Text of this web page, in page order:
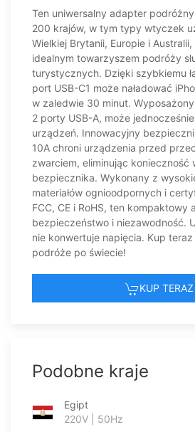
Ten uniwersalny adapter
200 krajów, w tym typy wtyczek
Wielkiej Brytanii, Europie i
idealnym towarzyszem podróży
turystycznych. Dzięki szybkiemu
port USB-C1 może naładować
w zaledwie 30 minut.
2 porty USB-A, może
urządzeń. Innowacyjny
10A chroni urządzenia przed
zwarciem, eliminując konieczność
bezpiecznika. Wykonany z
materiałów ognioodpornych i
FCC, CE i RoHS, ten kompaktowy
bezpieczeństwo i niezawodność.
nie konwertuje napięcia. Kup teraz
podróże po świecie!
KUP TERAZ
Podobne kraje
Egipt
220V | 50Hz